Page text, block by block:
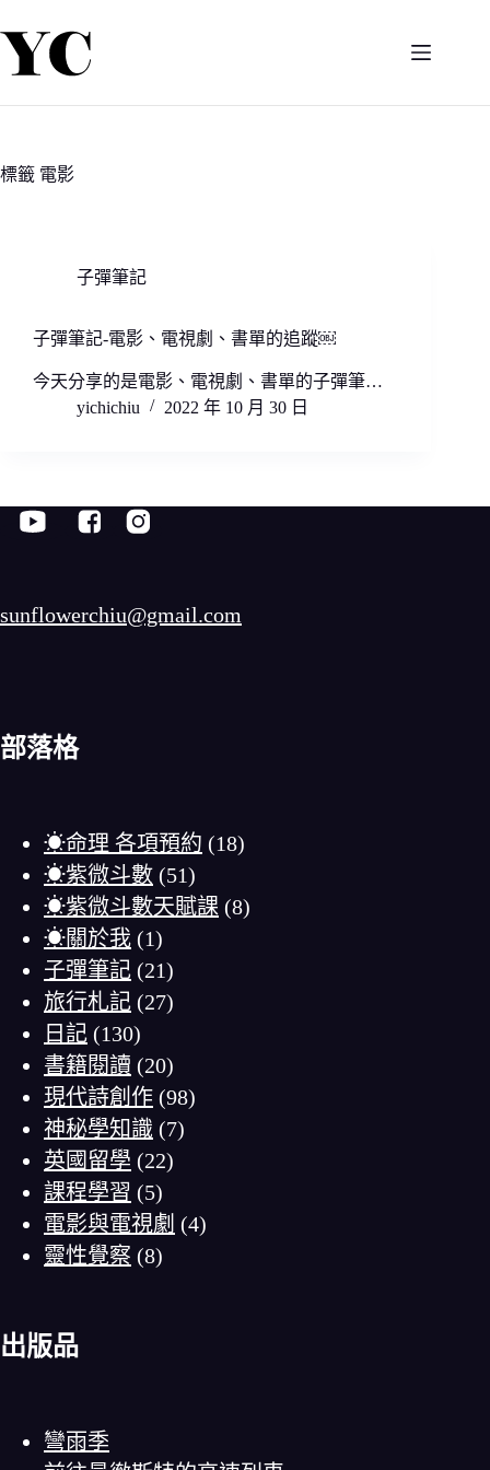
至
標籤 電影
子彈筆記
子彈筆記-電影、電視劇、書單的追蹤￼
今天分享的是電影、電視劇、書單的子彈筆…
yichichiu
2022 年 10 月 30 日
sunflowerchiu@gmail.com
部落格
☀命理 各項預約 (18)
☀紫微斗數 (51)
☀紫微斗數天賦課 (8)
☀關於我 (1)
子彈筆記 (21)
旅行札記 (27)
日記 (130)
書籍閱讀 (20)
現代詩創作 (98)
神秘學知識 (7)
英國留學 (22)
課程學習 (5)
電影與電視劇 (4)
靈性覺察 (8)
出版品
彎雨季